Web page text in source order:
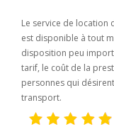
Le service de location
est disponible à tout
disposition peu
tarif, le coût de la
personnes qui
transport.